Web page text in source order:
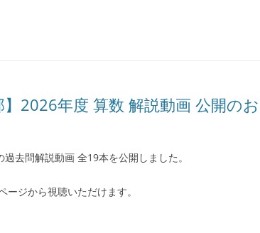
】2026年度 算数 解説動画 公開のお
去問解説動画 全19本を公開しました。
ージから視聴いただけます。